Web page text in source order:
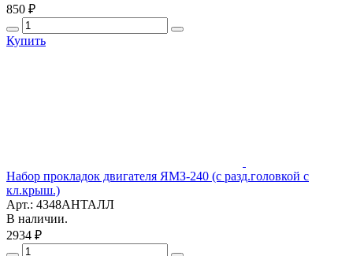
850 ₽
Купить
Набор прокладок двигателя ЯМЗ-240 (с разд.головкой с
кл.крыш.)
Арт.: 4348АНТАЛЛ
В наличии.
2934 ₽